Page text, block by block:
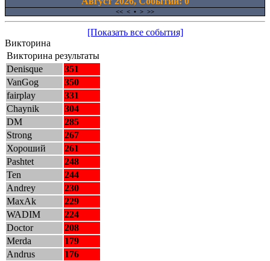
<< < • > >>
[Показать все события]
Викторина
Викторина результаты
Denisque
351
VanGog
350
fairplay
331
Chaynik
304
DM
285
Strong
267
Хороший
261
Pashtet
248
Ten
244
Andrey
230
MaxAk
229
WADIM
224
Doctor
208
Merda
179
Andrus
176